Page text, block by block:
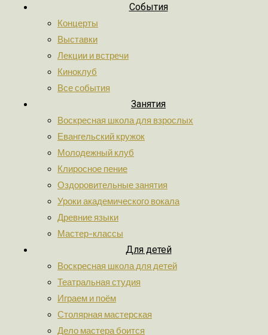
События
Концерты
Выставки
Лекции и встречи
Киноклуб
Все события
Занятия
Воскресная школа для взрослых
Евангельский кружок
Молодежный клуб
Клиросное пение
Оздоровительные занятия
Уроки академического вокала
Древние языки
Мастер-классы
Для детей
Воскресная школа для детей
Театральная студия
Играем и поём
Столярная мастерская
Дело мастера боится